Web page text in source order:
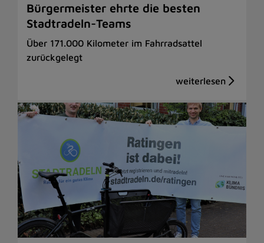
Bürgermeister ehrte die besten
Stadtradeln-Teams
Über 171.000 Kilometer im Fahrradsattel
zurückgelegt